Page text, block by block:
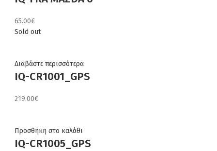
65.00€
Sold out
Διαβάστε περισσότερα
IQ-CR1001_GPS
219.00€
Προσθήκη στο καλάθι
IQ-CR1005_GPS